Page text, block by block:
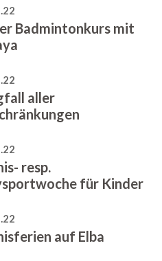
Badmintonkurs mit
aller
resp.
für Kinder
auf Elba